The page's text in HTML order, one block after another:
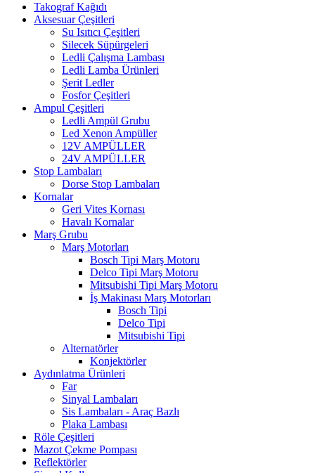
Takograf Kağıdı
Aksesuar Çeşitleri
Su Isıtıcı Çeşitleri
Silecek Süpürgeleri
Ledli Çalışma Lambası
Ledli Lamba Ürünleri
Şerit Ledler
Fosfor Çeşitleri
Ampul Çeşitleri
Ledli Ampül Grubu
Led Xenon Ampüller
12V AMPÜLLER
24V AMPÜLLER
Stop Lambaları
Dorse Stop Lambaları
Kornalar
Geri Vites Kornası
Havalı Kornalar
Marş Grubu
Marş Motorları
Bosch Tipi Marş Motoru
Delco Tipi Marş Motoru
Mitsubishi Tipi Marş Motoru
İş Makinası Marş Motorları
Bosch Tipi
Delco Tipi
Mitsubishi Tipi
Alternatörler
Konjektörler
Aydınlatma Ürünleri
Far
Sinyal Lambaları
Sis Lambaları - Araç Bazlı
Plaka Lambası
Röle Çeşitleri
Mazot Çekme Pompası
Reflektörler